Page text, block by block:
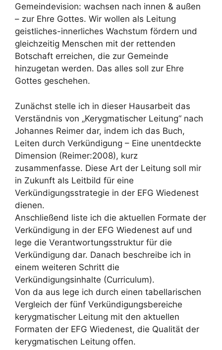
Gemeindevision: wachsen nach innen & außen
– zur Ehre Gottes. Wir wollen als Leitung
geistliches-innerliches Wachstum fördern und
gleichzeitig Menschen mit der rettenden
Botschaft erreichen, die zur Gemeinde
hinzugetan werden. Das alles soll zur Ehre
Gottes geschehen.
Zunächst stelle ich in dieser Hausarbeit das
Verständnis von „Kerygmatischer Leitung“ nach
Johannes Reimer dar, indem ich das Buch,
Leiten durch Verkündigung – Eine unentdeckte
Dimension (Reimer:2008), kurz
zusammenfasse. Diese Art der Leitung soll mir
in Zukunft als Leitbild für eine
Verkündigungsstrategie in der EFG Wiedenest
dienen.
Anschließend liste ich die aktuellen Formate der
Verkündigung in der EFG Wiedenest auf und
lege die Verantwortungsstruktur für die
Verkündigung dar. Danach beschreibe ich in
einem weiteren Schritt die
Verkündigungsinhalte (Curriculum).
Von da aus lege ich durch einen tabellarischen
Vergleich der fünf Verkündigungsbereiche
kerygmatischer Leitung mit den aktuellen
Formaten der EFG Wiedenest, die Qualität der
kerygmatischen Leitung offen.